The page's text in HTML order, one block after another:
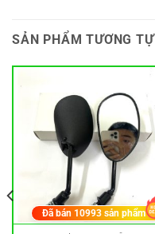
SẢN PHẨM TƯƠNG TỰ
Đã bán 10993 sản phẩm